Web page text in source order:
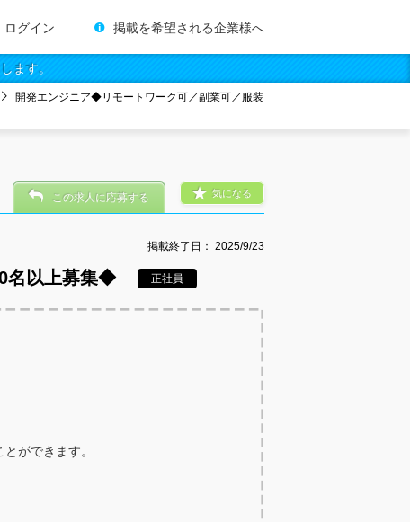
ログイン 掲載を希望される企業様へ
ます。
開発エンジニア◆リモートワーク可／副業可／服装
掲載終了日： 2025/9/23
名以上募集◆ 正社員
気になる
この求人に応募する
ができます。